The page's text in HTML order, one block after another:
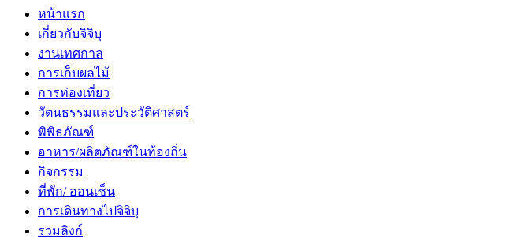
หน้าแรก
เกี่ยวกับจิจิบุ
งานเทศกาล
การเก็บผลไม้
การท่องเที่ยว
วัตนธรรมและประวัติศาสตร์
พิพิธภัณฑ์
อาหาร/ผลิตภัณฑ์ในท้องถิ่น
กิจกรรม
ที่พัก/ ออนเซ็น
การเดินทางไปจิจิบุ
รวมลิงก์